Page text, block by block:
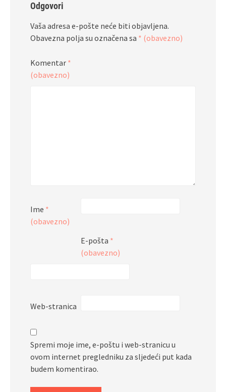
Odgovori
Vaša adresa e-pošte neće biti objavljena.
Obavezna polja su označena sa * (obavezno)
Komentar *
(obavezno)
Ime *
(obavezno)
E-pošta *
(obavezno)
Web-stranica
Spremi moje ime, e-poštu i web-stranicu u
ovom internet pregledniku za sljedeći put kada
budem komentirao.